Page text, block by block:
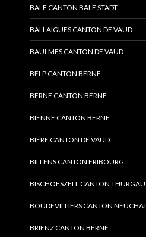
BALE CANTON BALE STADT
BALLAIGUES CANTON DE VAUD
BAULMES CANTON DE VAUD
BELP CANTON BERNE
BERNE CANTON BERNE
BIENNE CANTON BERNE
BIERE CANTON DE VAUD
BILLENS CANTON FRIBOURG
BISCHOFSZELL CANTON THURGAU
BOUDEVILLIERS CANTON
BRIENZ CANTON BERNE